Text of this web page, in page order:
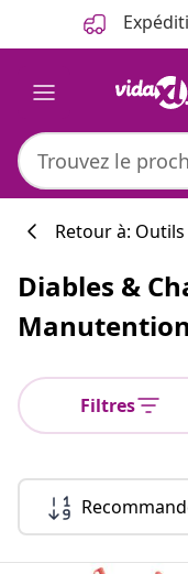
Retour à: Outils
Diables &
Manutention
Filtres